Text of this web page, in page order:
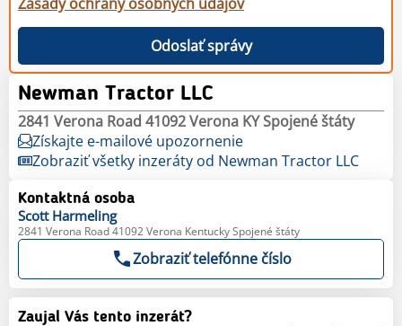
Odoslať správy
Newman Tractor LLC
2841 Verona Road 41092 Verona KY Spojené štáty
Získajte e-mailové upozornenie
Zobraziť všetky inzeráty od Newman Tractor LLC
Kontaktná osoba
Scott Harmeling
2841 Verona Road 41092 Verona Kentucky Spojené štáty
Zobraziť telefónne číslo
Zaujal Vás tento inzerát?